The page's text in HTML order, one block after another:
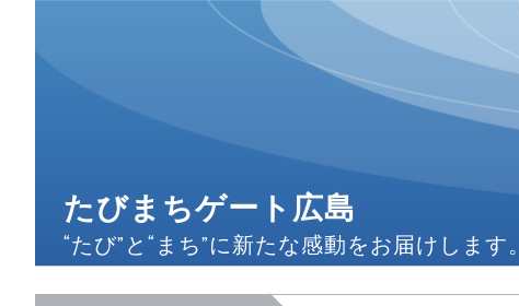
たびまちゲート広島
“たび”と“まち”に新たな感動をお届けします。